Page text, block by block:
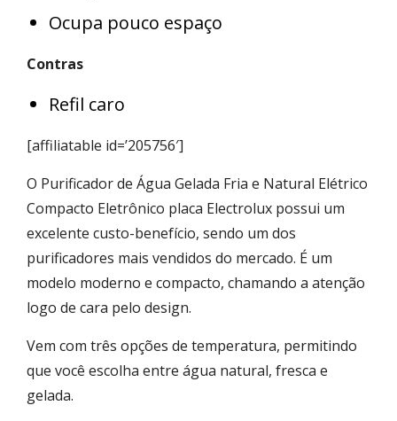
Ocupa pouco espaço
Contras
Refil caro
[affiliatable id=’205756′]
O Purificador de Água Gelada Fria e Natural Elétrico
Compacto Eletrônico placa Electrolux possui um
excelente custo-benefício, sendo um dos
purificadores mais vendidos do mercado. É um
modelo moderno e compacto, chamando a atenção
logo de cara pelo design.
Vem com três opções de temperatura, permitindo
que você escolha entre água natural, fresca e
gelada.